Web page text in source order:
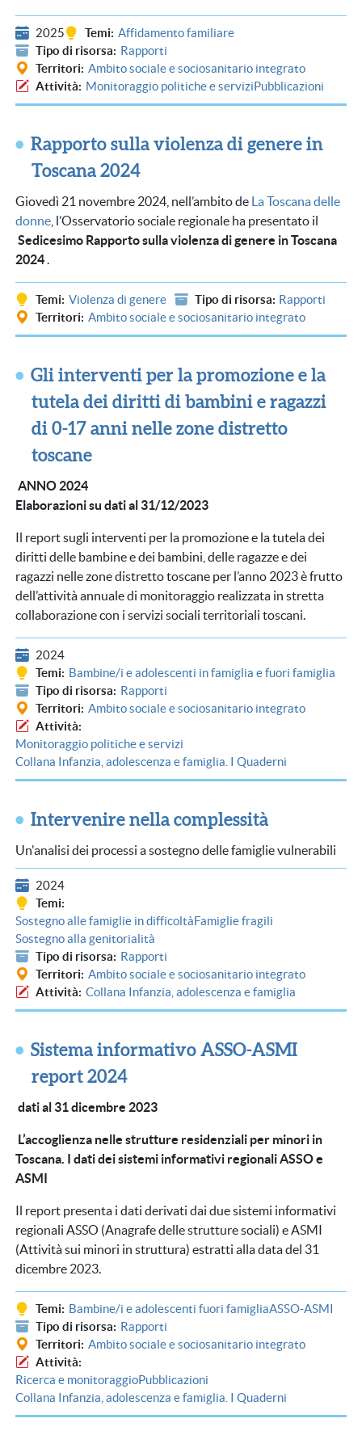
2025 Temi Affidamento familiare
Tipo di risorsa
Rapporti
Territori Ambito sociale e sociosanitario integrato
Attività
Monitoraggio politiche e serviziPubblicazioni
Rapporto sulla violenza di genere in
Toscana 2024
Giovedì 21 novembre 2024, nell’ambito de La Toscana delle
donne , l’Osservatorio sociale regionale ha presentato il
Sedicesimo Rapporto sulla violenza di genere in Toscana
2024.
Temi Violenza di genere Tipo di risorsa Rapporti
Territori Ambito sociale e sociosanitario integrato
Gli interventi per la promozione e la
tutela dei diritti di bambini e ragazzi
di 0-17 anni nelle zone distretto
toscane
ANNO 2024
Elaborazioni su dati al 31/12/2023
Il report sugli interventi per la promozione e la tutela dei
diritti delle bambine e dei bambini, delle ragazze e dei
ragazzi nelle zone distretto toscane per l’anno 2023 è frutto
dell’attività annuale di monitoraggio realizzata in stretta
collaborazione con i servizi sociali territoriali toscani.
2024
Temi
Bambine/i e adolescenti in famiglia e fuori famiglia
Tipo di risorsa
Rapporti
Territori Ambito sociale e sociosanitario integrato
Attività
Monitoraggio politiche e servizi
Collana Infanzia, adolescenza e famiglia. I Quaderni
Intervenire nella complessità
Un'analisi dei processi a sostegno delle famiglie vulnerabili
2024
Temi
Sostegno alle famiglie in difficoltàFamiglie fragili
Sostegno alla genitorialità
Tipo di risorsa
Rapporti
Territori Ambito sociale e sociosanitario integrato
Attività Collana Infanzia, adolescenza e famiglia
Sistema informativo ASSO-ASMI
report 2024
dati al 31 dicembre 2023
L’accoglienza nelle strutture residenziali per minori in
Toscana. I dati dei sistemi informativi regionali ASSO e
ASMI
Il report presenta i dati derivati dai due sistemi informativi
regionali ASSO (Anagrafe delle strutture sociali) e ASMI
(Attività sui minori in struttura) estratti alla data del 31
dicembre 2023.
Temi Bambine/i e adolescenti fuori famigliaASSO-ASMI
Tipo di risorsa
Rapporti
Territori Ambito sociale e sociosanitario integrato
Attività
Ricerca e monitoraggioPubblicazioni
Collana Infanzia, adolescenza e famiglia. I Quaderni